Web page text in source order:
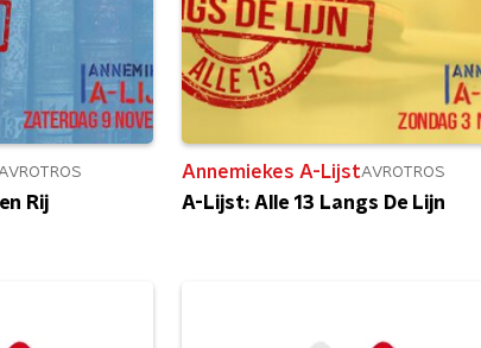
AVROTROS
Rij
Annemiekes A-LijstAVROTROS
A-Lijst: Alle 13 Langs De Lijn